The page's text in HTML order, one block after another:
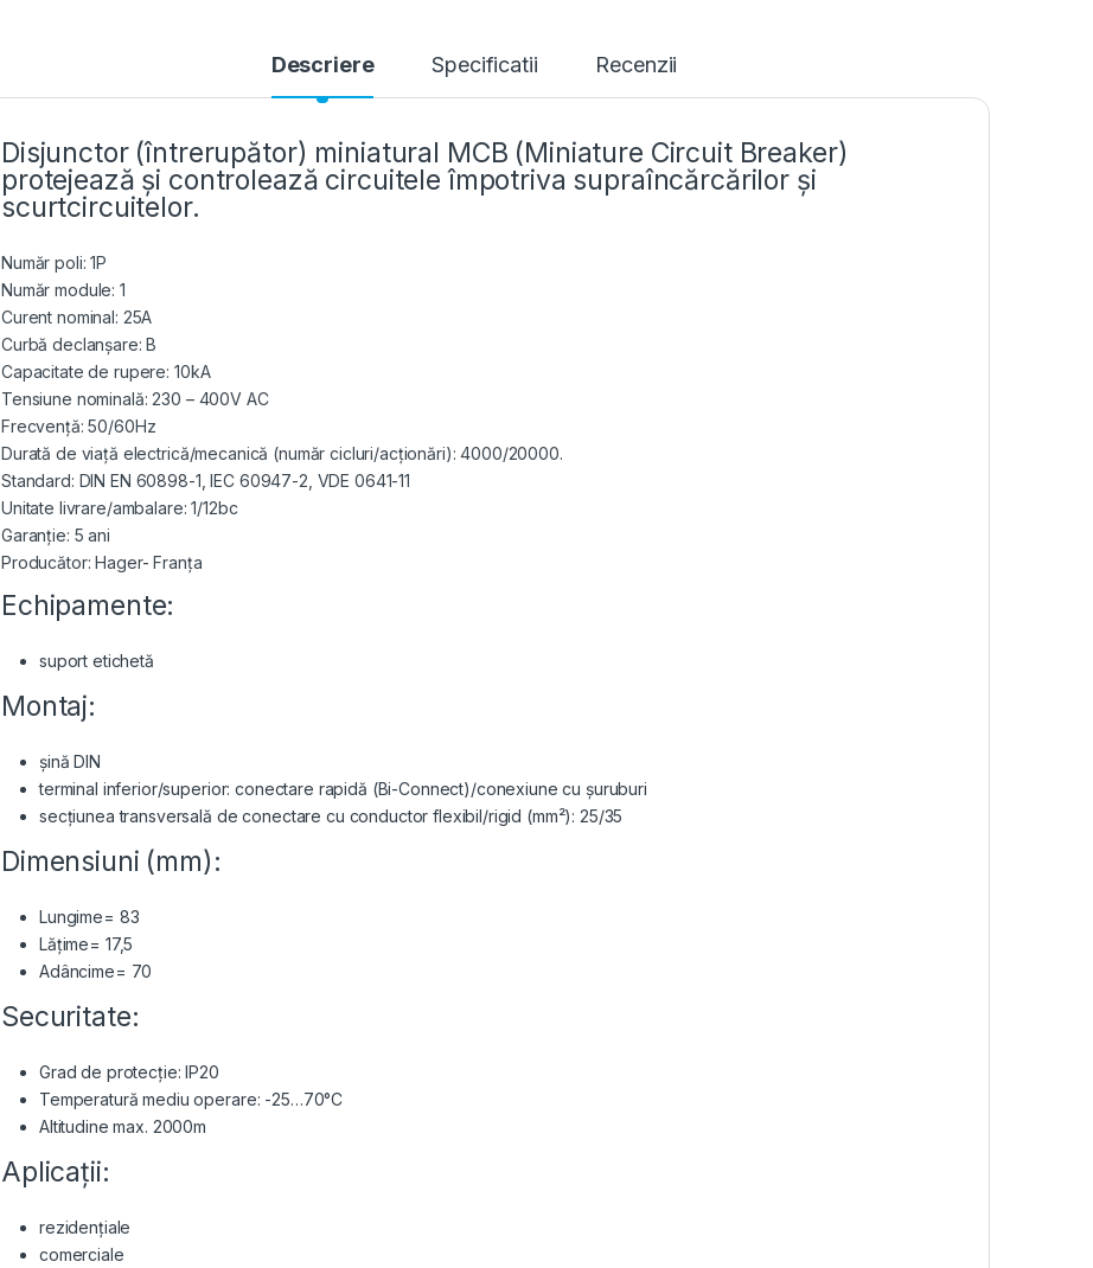
Descriere Specificatii Recenzii
Disjunctor (întrerupător) miniatural MCB (Miniature Circuit Breaker)
protejează și controlează circuitele împotriva supraîncărcărilor și
scurtcircuitelor.
Număr poli: 1P
Număr module: 1
Curent nominal: 25A
Curbă declanșare: B
Capacitate de rupere: 10kA
Tensiune nominală: 230 – 400V AC
Frecvență: 50/60Hz
Durată de viață electrică/mecanică (număr cicluri/acționări): 4000/20000.
Standard: DIN EN 60898-1, IEC 60947-2, VDE 0641-11
Unitate livrare/ambalare: 1/12bc
Garanție: 5 ani
Producător: Hager- Franța
Echipamente:
suport etichetă
Montaj:
șină DIN
terminal inferior/superior: conectare rapidă (Bi-Connect)/conexiune cu șuruburi
secțiunea transversală de conectare cu conductor flexibil/rigid (mm²): 25/35
Dimensiuni (mm):
Lungime= 83
Lățime= 17,5
Adâncime= 70
Securitate:
Grad de protecție: IP20
Temperatură mediu operare: -25…70°C
Altitudine max. 2000m
Aplicații:
rezidențiale
comerciale